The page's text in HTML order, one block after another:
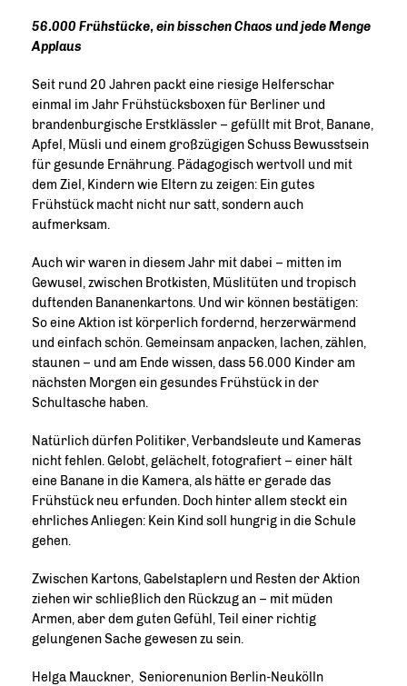
56.000 Frühstücke, ein bisschen Chaos und jede Menge
Applaus
Seit rund 20 Jahren packt eine riesige Helferschar
einmal im Jahr Frühstücksboxen für Berliner und
brandenburgische Erstklässler – gefüllt mit Brot, Banane,
Apfel, Müsli und einem großzügigen Schuss Bewusstsein
für gesunde Ernährung. Pädagogisch wertvoll und mit
dem Ziel, Kindern wie Eltern zu zeigen: Ein gutes
Frühstück macht nicht nur satt, sondern auch
aufmerksam.
Auch wir waren in diesem Jahr mit dabei – mitten im
Gewusel, zwischen Brotkisten, Müslitüten und tropisch
duftenden Bananenkartons. Und wir können bestätigen:
So eine Aktion ist körperlich fordernd, herzerwärmend
und einfach schön. Gemeinsam anpacken, lachen, zählen,
staunen – und am Ende wissen, dass 56.000 Kinder am
nächsten Morgen ein gesundes Frühstück in der
Schultasche haben.
Natürlich dürfen Politiker, Verbandsleute und Kameras
nicht fehlen. Gelobt, gelächelt, fotografiert – einer hält
eine Banane in die Kamera, als hätte er gerade das
Frühstück neu erfunden. Doch hinter allem steckt ein
ehrliches Anliegen: Kein Kind soll hungrig in die Schule
gehen.
Zwischen Kartons, Gabelstaplern und Resten der Aktion
ziehen wir schließlich den Rückzug an – mit müden
Armen, aber dem guten Gefühl, Teil einer richtig
gelungenen Sache gewesen zu sein.
Helga Mauckner, Seniorenunion Berlin-Neukölln